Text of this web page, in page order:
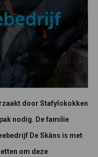
door Stafylokokken
nodig. De familie
De Skâns is met
om deze